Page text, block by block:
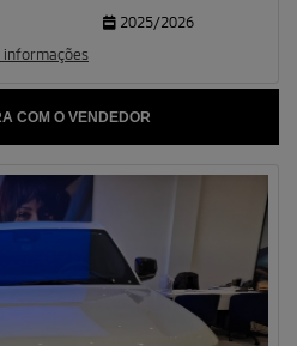
2025/2026
informações
COM O VENDEDOR